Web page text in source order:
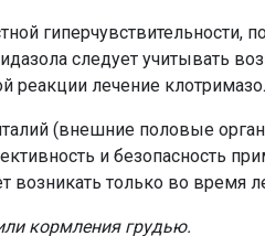
следует учитывать
реакции лечение
(внешние половые
и безопасность
только во время
кормления грудью.